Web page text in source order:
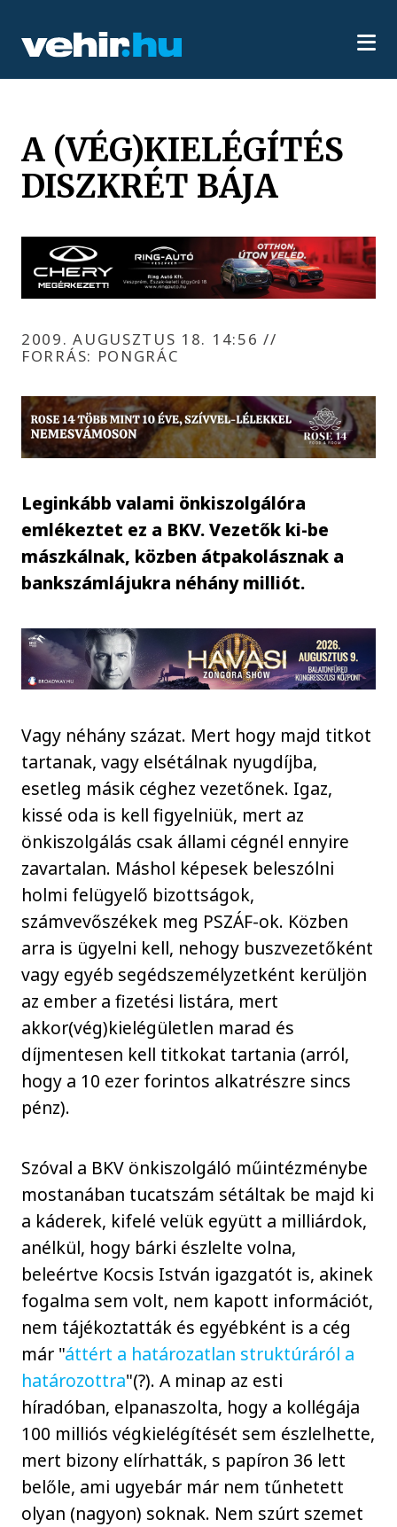
A (VÉG)KIELÉGÍTÉS
DISZKRÉT BÁJA
2009. AUGUSZTUS 18. 14:56//
FORRÁS: PONGRÁC
Leginkább valami önkiszolgálóra
emlékeztet ez a BKV. Vezetők ki-be
mászkálnak, közben átpakolásznak a
bankszámlájukra néhány milliót.
Vagy néhány százat. Mert hogy majd titkot
tartanak, vagy elsétálnak nyugdíjba,
esetleg másik céghez vezetőnek. Igaz,
kissé oda is kell figyelniük, mert az
önkiszolgálás csak állami cégnél ennyire
zavartalan. Máshol képesek beleszólni
holmi felügyelő bizottságok,
számvevőszékek meg PSZÁF-ok. Közben
arra is ügyelni kell, nehogy buszvezetőként
vagy egyéb segédszemélyzetként kerüljön
az ember a fizetési listára, mert
akkor(vég)kielégületlen marad és
díjmentesen kell titkokat tartania (arról,
hogy a 10 ezer forintos alkatrészre sincs
pénz).
Szóval a BKV önkiszolgáló műintézménybe
mostanában tucatszám sétáltak be majd ki
a káderek, kifelé velük együtt a milliárdok,
anélkül, hogy bárki észlelte volna,
beleértve Kocsis István igazgatót is, akinek
fogalma sem volt, nem kapott információt,
nem tájékoztatták és egyébként is a cég
már "áttért a határozatlan struktúráról a
határozottra"(?). A minap az esti
híradóban, elpanaszolta, hogy a kollégája
100 milliós végkielégítését sem észlelhette,
mert bizony elírhatták, s papíron 36 lett
belőle, ami ugyebár már nem tűnhetett
olyan (nagyon) soknak. Nem szúrt szemet